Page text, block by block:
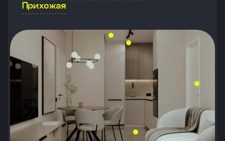
Прихожая